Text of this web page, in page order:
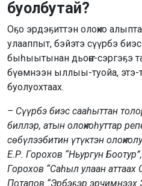
буолбутай?
Оҕо эрдэҕиттэн олоҥхо
улааппыт, бэйэтэ сүүрбэ
быһыытынан дьоҥҥо-сэргэҕэ
бүөмнээн ыллыы-туойа,
буолуохтаах.
– Сүүрбэ биэс сааһыттан
биллэр, атын олоҥхоһуттар
сөбүлээбитин үтүктэн
Е.Р. Горохов “Ньургун
Горохов “Саһыл улаан
Потапов “Эрбэҕэр эрчимнээх